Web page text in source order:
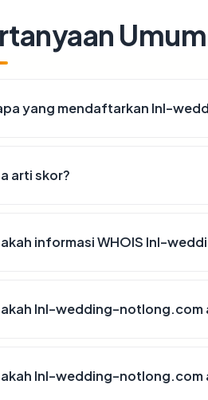
Umum
yang mendaftarkan lnl-
arti skor?
informasi WHOIS lnl-
lnl-wedding-notlong.com
lnl-wedding-notlong.com